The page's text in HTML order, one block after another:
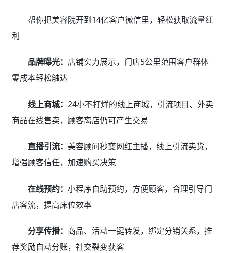
帮你把美容院开到14亿客户微信里，轻松获取流量红
利
品牌曝光： 店铺实力展示，门店5公里范围客户群体
零成本轻松触达
线上商城： 24小不打烊的线上商城，引流项目、外卖
商品在线售卖，顾客离店仍可产生交易
直播引流： 美容顾问秒变网红主播，线上引流卖货，
增强顾客信任，加速购买决策
在线预约： 小程序自助预约，方便顾客，合理引导门
店客流，提高床位效率
分享传播： 商品、活动一键转发，绑定分销关系，推
荐奖励自动分账，社交裂变获客